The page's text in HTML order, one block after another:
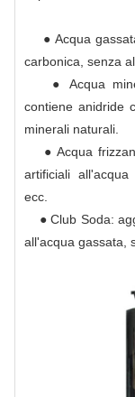
● Acqua
carbonica, senza
● Acqua
contiene anidride
minerali naturali.
● Acqua
artificiali
ecc.
● Club Soda:
all'acqua gassata,